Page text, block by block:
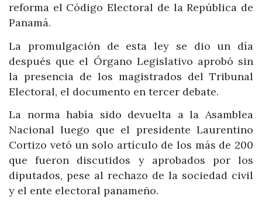
reforma el Código Electoral de la República de
Panamá.
La promulgación de esta ley se dio un día
después que el Órgano Legislativo aprobó sin
la presencia de los magistrados del Tribunal
Electoral, el documento en tercer debate.
La norma había sido devuelta a la Asamblea
Nacional luego que el presidente Laurentino
Cortizo vetó un solo artículo de los más de 200
que fueron discutidos y aprobados por los
diputados, pese al rechazo de la sociedad civil
y el ente electoral panameño.